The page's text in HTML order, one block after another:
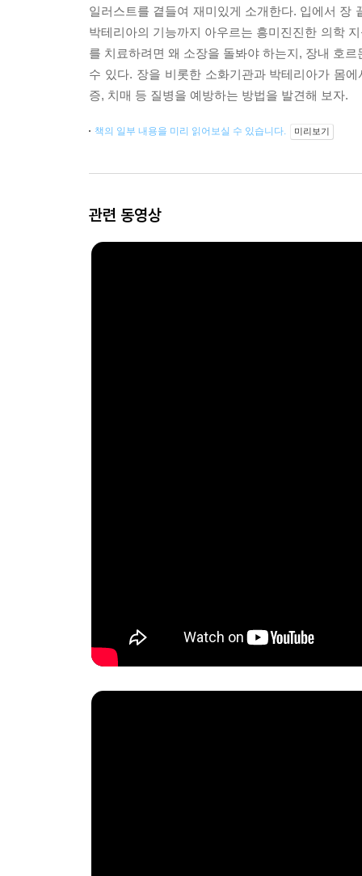
일러스트를 곁들여 재미있게 소개한다. 입에서 장
박테리아의 기능까지 아우르는 흥미진진한 의학
를 치료하려면 왜 소장을 돌봐야 하는지, 장내 호
수 있다. 장을 비롯한 소화기관과 박테리아가 몸
증, 치매 등 질병을 예방하는 방법을 발견해 보자.
책의 일부 내용을 미리 읽어보실 수 있습니다. 미리보기
관련 동영상